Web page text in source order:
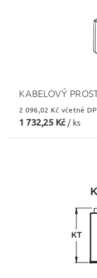
KABELOVÝ
2 096,02 Kč včetně
1 732,25 Kč / ks